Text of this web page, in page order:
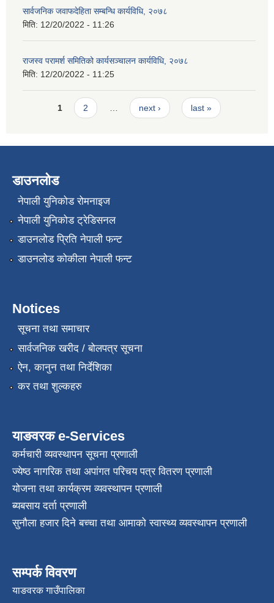
सार्वजनिक जवाफदेहिता सम्बन्धि कार्यविधि, २०७८
मिति: 12/20/2022 - 11:26
राजस्व परामर्श समितिको कार्यसञ्चालन कार्यविधि, २०७८
मिति: 12/20/2022 - 11:25
Pages
1 2 next › last »
डाउनलोड
नेपाली युनिकोड रोमनाइज
नेपाली युनिकोड ट्रेडिसनल
डाउनलोड प्रिति नेपाली फन्ट
डाउनलोड कोकीला नेपाली फन्ट
Notices
सूचना तथा समाचार
सार्वजनिक खरीद / बोलपत्र सूचना
ऐन, कानुन तथा निर्देशिका
कर तथा शुल्कहरु
याङवरक e-Services
कर्मचारी व्यवस्थापन सूचना प्रणाली
ज्येष्ठ नागरिक तथा अपांगत परिचय पत्र वितरण प्रणाली
योजना तथा कार्यक्रम व्यवस्थापन प्रणाली
ब्यबसाय दर्ता प्रणाली
सुनौला हजार दिने बच्चा तथा आमाको स्वास्थ्य व्यवस्थापन प्रणाली
सम्पर्क विवरण
याङवरक गाउँपालिका